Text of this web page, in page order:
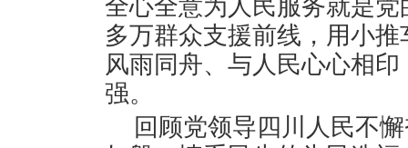
全心全意为人民服务就是
多万群众支援前线，用小
风雨同舟、与人民心心相
强。
回顾党领导四川人民不